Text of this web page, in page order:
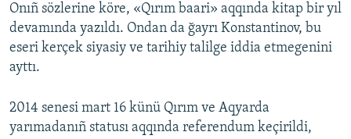
Onıñ sözlerine köre, «Qırım baari» aqqında kitap bir yıl
devamında yazıldı. Ondan da ğayrı Konstantinov, bu
eseri kerçek siyasiy ve tarihiy talilge iddia etmegenini
ayttı.
2014 senesi mart 16 künü Qırım ve Aqyarda
yarımadanıñ statusı aqqında referendum keçirildi,